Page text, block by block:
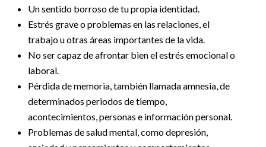
Un sentido borroso de tu propia identidad.
Estrés grave o problemas en las relaciones, el
trabajo u otras áreas importantes de la vida.
No ser capaz de afrontar bien el estrés emocional o
laboral.
Pérdida de memoria, también llamada amnesia, de
determinados periodos de tiempo,
acontecimientos, personas e información personal.
Problemas de salud mental, como depresión,